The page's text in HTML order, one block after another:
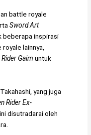
battle royale
Sword Art
beberapa inspirasi
lainnya,
Gaim untuk
yang juga
Rider Ex-
ini disutradarai oleh